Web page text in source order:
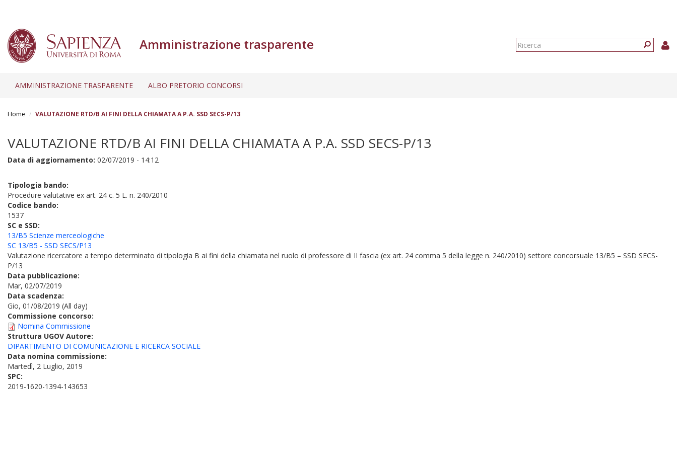
Amministrazione trasparente
Form
AMMINISTRAZIONE TRASPARENTE ALBO PRETORIO CONCORSI
Home VALUTAZIONE RTD/B AI FINI DELLA CHIAMATA A P.A. SSD SECS-P/13
VALUTAZIONE RTD/B AI FINI DELLA CHIAMATA A P.A. SSD SECS-P/13
Data di aggiornamento: 02/07/2019 - 14:12
Tipologia bando:
Procedure valutative ex art. 24 c. 5 L. n. 240/2010
Codice bando:
1537
SC e SSD:
13/B5 Scienze merceologiche
SC 13/B5 - SSD SECS/P13
Valutazione ricercatore a tempo determinato di tipologia B ai fini della chiamata nel ruolo di professore di II fascia (ex art. 24 comma 5 della legge n. 240/2010) settore concorsuale 13/B5 – SSD SECS-
P/13
Data pubblicazione:
Mar, 02/07/2019
Data scadenza:
Gio, 01/08/2019 (All day)
Commissione concorso:
Nomina Commissione
Struttura UGOV Autore:
DIPARTIMENTO DI COMUNICAZIONE E RICERCA SOCIALE
Data nomina commissione:
Martedì, 2 Luglio, 2019
SPC:
2019-1620-1394-143653